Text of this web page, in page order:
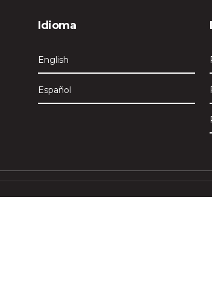
Idioma
English
Español